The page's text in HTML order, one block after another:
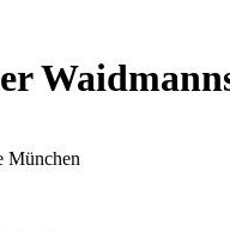
München